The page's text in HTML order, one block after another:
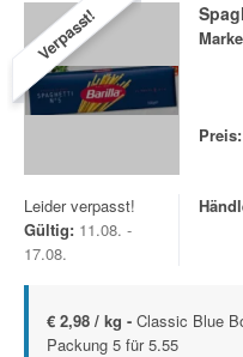
Verpasst!
Preis:
Leider verpasst!
Gültig: 11.08. -
17.08.
€ 2,98 / kg - Classic Blue
Packung 5 für 5.55